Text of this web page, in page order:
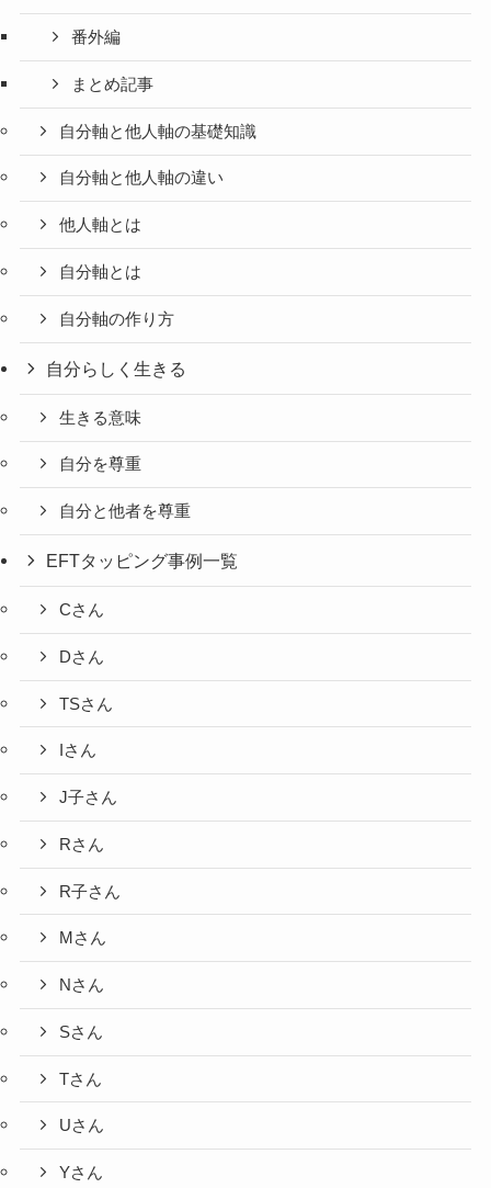
番外編
まとめ記事
自分軸と他人軸の基礎知識
自分軸と他人軸の違い
他人軸とは
自分軸とは
自分軸の作り方
自分らしく生きる
生きる意味
自分を尊重
自分と他者を尊重
EFTタッピング事例一覧
Cさん
Dさん
TSさん
Iさん
J子さん
Rさん
R子さん
Mさん
Nさん
Sさん
Tさん
Uさん
Yさん